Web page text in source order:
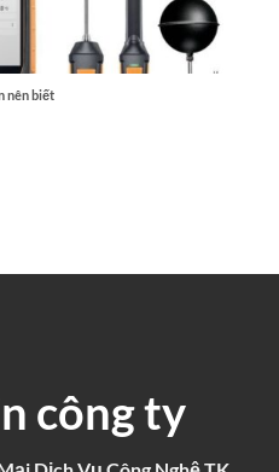
nên biết
công ty